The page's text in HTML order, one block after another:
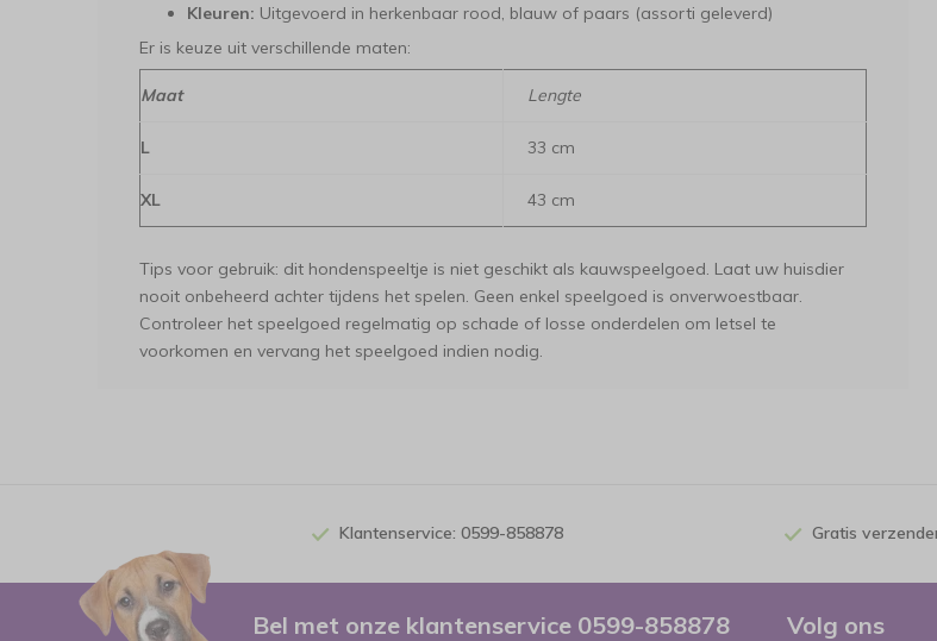
Kleuren: Uitgevoerd in herkenbaar rood, blauw of paars (assorti geleverd)
Er is keuze uit verschillende maten:
Maat Lengte
L 33 cm
XL 43 cm
Tips voor gebruik: dit hondenspeeltje is niet geschikt als kauwspeelgoed. Laat uw huisdier
nooit onbeheerd achter tijdens het spelen. Geen enkel speelgoed is onverwoestbaar.
Controleer het speelgoed regelmatig op schade of losse onderdelen om letsel te
voorkomen en vervang het speelgoed indien nodig.
Klantenservice: 0599-858878 Gratis
Bel met onze klantenservice 0599-858878 Volg ons